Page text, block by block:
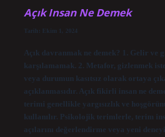
Açık Insan Ne Demek
Tarih: Ekim 1, 2024
Açık davranmak ne demek? 1. Gelir ve
karşılamamak. 2. Metafor, gizlenmek
veya durumun kasıtsız olarak ortaya
açıklanmasıdır. Açık fikirli insan ne
terimi genellikle yargısızlık ve
kullanılır. Psikolojik terimlerle, terim
açılarını değerlendirme veya yeni